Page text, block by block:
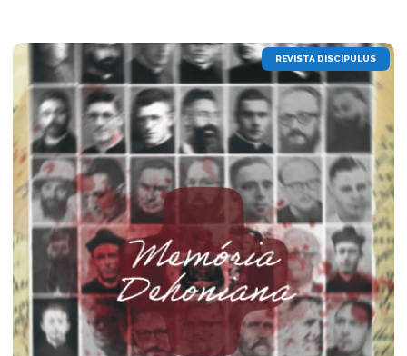
REVISTA DISCIPULUS